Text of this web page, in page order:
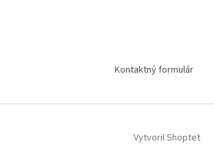
Kontaktný formulár
Vytvoril Shoptet